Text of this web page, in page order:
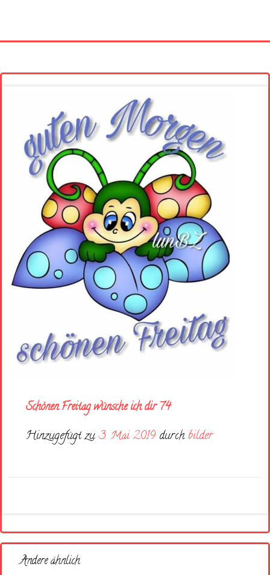
Schönen Freitag wünsche ich dir 74
Hinzugefügt zu3. Mai 2019 durch bilder
Andere ähnlich